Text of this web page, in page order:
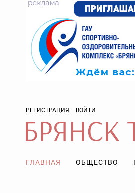
РЕГИСТРАЦИЯ ВОЙТИ
ГЛАВНАЯ ОБЩЕСТВО